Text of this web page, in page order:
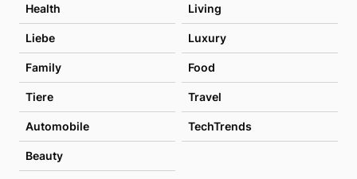
Health Living
Liebe Luxury
Family Food
Tiere Travel
Automobile TechTrends
Beauty